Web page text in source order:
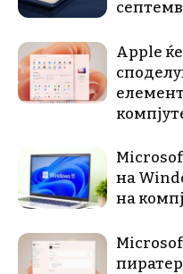
Apple
на
на